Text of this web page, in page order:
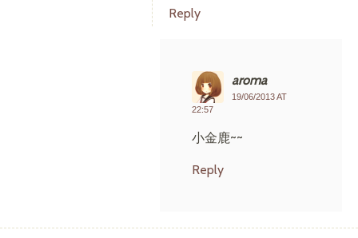
Reply
aroma
19/06/2013 AT
22:57
小金鹿~~
Reply